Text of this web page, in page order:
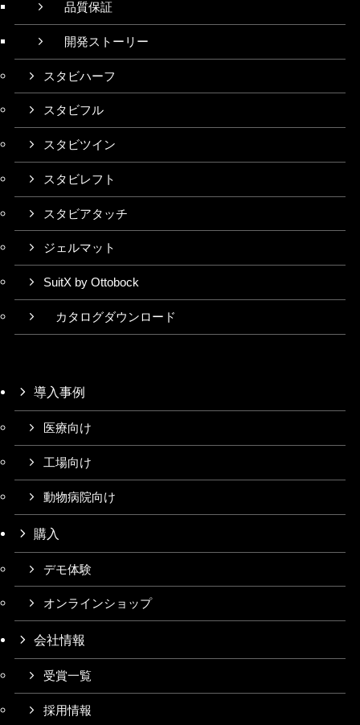
品質保証
開発ストーリー
スタビハーフ
スタビフル
スタビツイン
スタビレフト
スタビアタッチ
ジェルマット
SuitX by Ottobock
カタログダウンロード
導入事例
医療向け
工場向け
動物病院向け
購入
デモ体験
オンラインショップ
会社情報
受賞一覧
採用情報